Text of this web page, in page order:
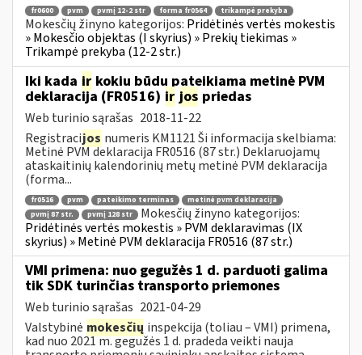
fr0600 pvm pvmį 12-2 str forma fr0564 trikampė prekyba
Mokesčių žinyno kategorijos: Pridėtinės vertės mokestis
» Mokesčio objektas (I skyrius) » Prekių tiekimas »
Trikampė prekyba (12-2 str.)
Iki kada ir kokiu būdu pateikiama metinė PVM
deklaracija (FR0516) ir jos priedas
Web turinio sąrašas 2018-11-22
Registracijos numeris KM1121 Ši informacija skelbiama:
Metinė PVM deklaracija FR0516 (87 str.) Deklaruojamų
ataskaitinių kalendorinių metų metinė PVM deklaracija
(forma...
fr0516 pvm pateikimo terminas
metinė pvm deklaracija
pvmį 87 str.
pvmį 128 str
Mokesčių žinyno kategorijos:
Pridėtinės vertės mokestis » PVM deklaravimas (IX
skyrius) » Metinė PVM deklaracija FR0516 (87 str.)
VMI primena: nuo gegužės 1 d. parduoti galima
tik SDK turinčias transporto priemones
Web turinio sąrašas 2021-04-29
Valstybinė mokesčių inspekcija (toliau – VMI) primena,
kad nuo 2021 m. gegužės 1 d. pradeda veikti nauja